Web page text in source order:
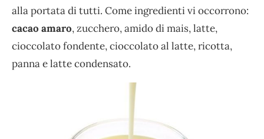
alla portata di tutti. Come ingredienti vi occorrono:
cacao amaro, zucchero, amido di mais, latte,
cioccolato fondente, cioccolato al latte, ricotta,
panna e latte condensato.